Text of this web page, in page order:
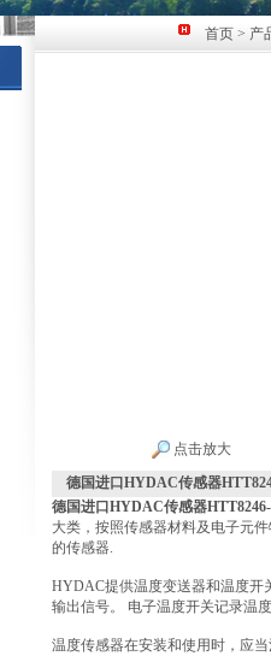
首页 > 产
点击放大
德国进口HYDAC传感器
德国进口HYDAC传感器
大类，按照传感器材料及电子元
的传感器.
HYDAC提供温度变送器和温度开
输出信号。 电子温度开关记录温
温度传感器在安装和使用时，应